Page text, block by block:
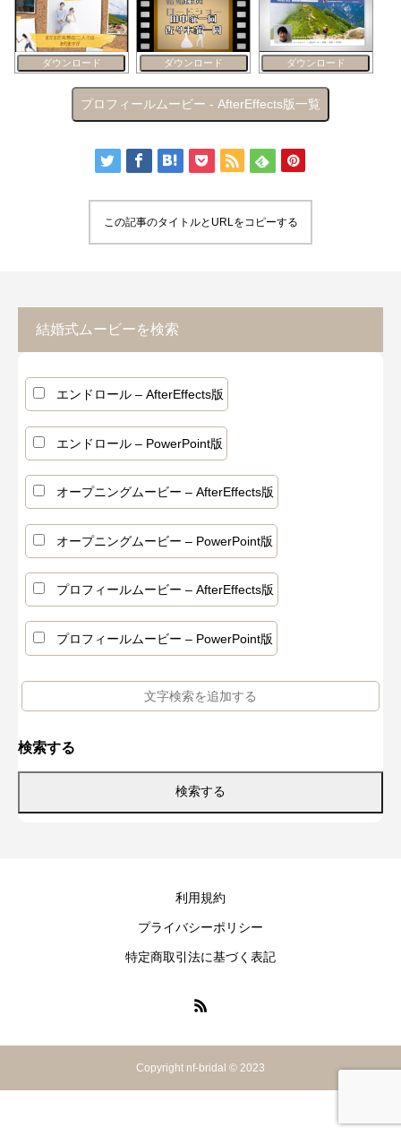
ダウンロード ダウンロード ダウンロード
プロフィールムービー - AfterEffects版一覧
この記事のタイトルとURLをコピーする
結婚式ムービーを検索
エンドロール – AfterEffects版
エンドロール – PowerPoint版
オープニングムービー – AfterEffects版
オープニングムービー – PowerPoint版
プロフィールムービー – AfterEffects版
プロフィールムービー – PowerPoint版
検索する
利用規約
プライバシーポリシー
特定商取引法に基づく表記
Copyright nf-bridal © 2023
エンドロール